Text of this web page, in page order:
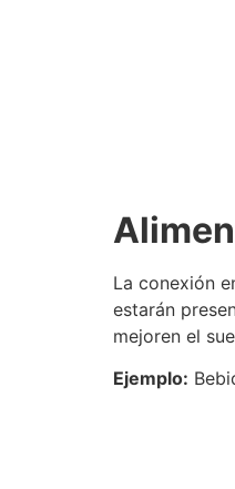
La conexión
estarán
mejoren el
Ejemplo: